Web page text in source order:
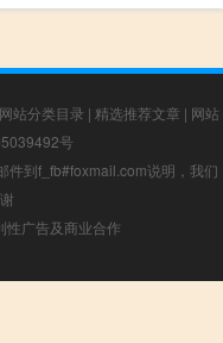
网站分类目录 | 精选推荐文章 | 网站
号
件到f_fb#foxmail.com说明，我们
性广告及商业合作